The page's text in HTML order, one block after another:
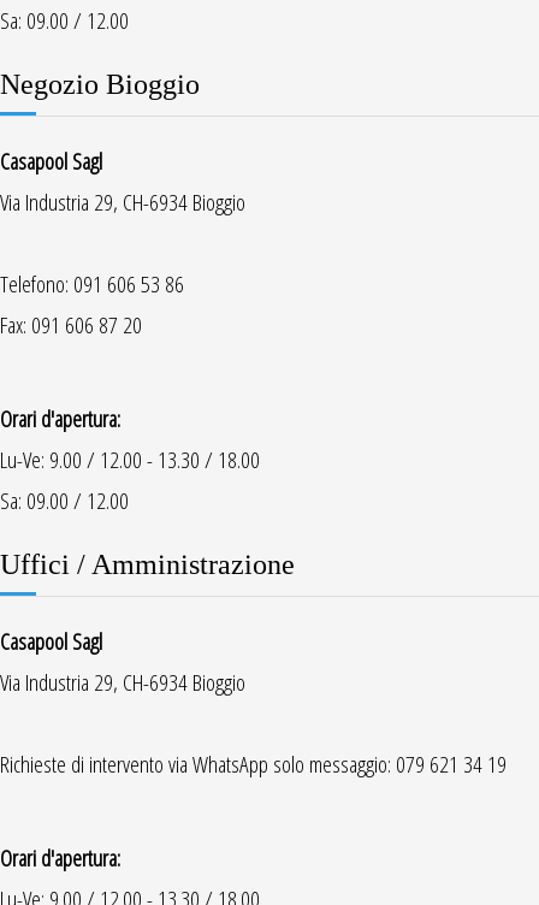
Sa: 09.00 / 12.00
Negozio Bioggio
Casapool Sagl
Via Industria 29, CH-6934 Bioggio
Telefono: 091 606 53 86
Fax: 091 606 87 20
Orari d'apertura:
Lu-Ve: 9.00 / 12.00 - 13.30 / 18.00
Sa: 09.00 / 12.00
Uffici / Amministrazione
Casapool Sagl
Via Industria 29, CH-6934 Bioggio
Richieste di intervento via WhatsApp solo messaggio: 079 621 34 19
Orari d'apertura: